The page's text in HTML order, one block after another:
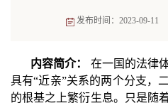
发布时间：2023-09-11
内容简介：
在一国的法律
具有“近亲”关系的两个分支，
的根基之上繁衍生息。只是随